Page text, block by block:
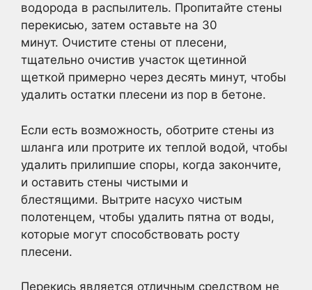
водорода в распылитель. Пропитайте стены
перекисью, затем оставьте на 30
минут. Очистите стены от плесени,
тщательно очистив участок щетинной
щеткой примерно через десять минут, чтобы
удалить остатки плесени из пор в бетоне.
Если есть возможность, оботрите стены из
шланга или протрите их теплой водой, чтобы
удалить прилипшие споры, когда закончите,
и оставить стены чистыми и
блестящими. Вытрите насухо чистым
полотенцем, чтобы удалить пятна от воды,
которые могут способствовать росту
плесени.
Перекись является отличным средством не